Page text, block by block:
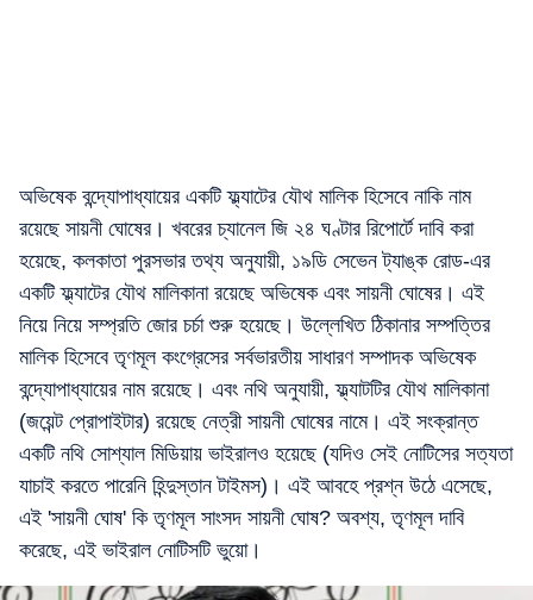
অভিষেক বন্দ্যোপাধ্যায়ের একটি ফ্ল্যাটের যৌথ মালিক হিসেবে নাকি নাম
রয়েছে সায়নী ঘোষের। খবরের চ্যানেল জি ২৪ ঘণ্টার রিপোর্টে দাবি করা
হয়েছে, কলকাতা পুরসভার তথ্য অনুযায়ী, ১৯ডি সেভেন ট্যাঙ্ক রোড-এর
একটি ফ্ল্যাটের যৌথ মালিকানা রয়েছে অভিষেক এবং সায়নী ঘোষের। এই
নিয়ে নিয়ে সম্প্রতি জোর চর্চা শুরু হয়েছে। উল্লেখিত ঠিকানার সম্পত্তির
মালিক হিসেবে তৃণমূল কংগ্রেসের সর্বভারতীয় সাধারণ সম্পাদক অভিষেক
বন্দ্যোপাধ্যায়ের নাম রয়েছে। এবং নথি অনুযায়ী, ফ্ল্যাটটির যৌথ মালিকানা
(জয়েন্ট প্রোপাইটার) রয়েছে নেত্রী সায়নী ঘোষের নামে। এই সংক্রান্ত
একটি নথি সোশ্যাল মিডিয়ায় ভাইরালও হয়েছে (যদিও সেই নোটিসের সত্যতা
যাচাই করতে পারেনি হিন্দুস্তান টাইমস)। এই আবহে প্রশ্ন উঠে এসেছে,
এই 'সায়নী ঘোষ' কি তৃণমূল সাংসদ সায়নী ঘোষ? অবশ্য, তৃণমূল দাবি
করেছে, এই ভাইরাল নোটিসটি ভুয়ো।